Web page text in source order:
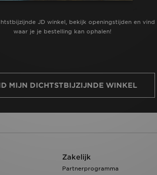
JD winkel, bekijk openingstijden en vind
waar je je bestelling kan ophalen!
MIJN DICHTSTBIJZIJNDE WINKEL
Zakelijk
Partnerprogramma